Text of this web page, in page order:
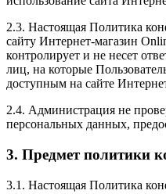
2.3. Настоящая Политика
сайту Интернет-магазин
контролирует и не несет
лиц, на которые
доступным на сайте
2.4. Администрация не
персональных данных,
3. Предмет политики
3.1. Настоящая Политика